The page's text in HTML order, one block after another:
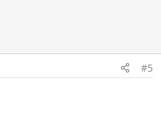
#5